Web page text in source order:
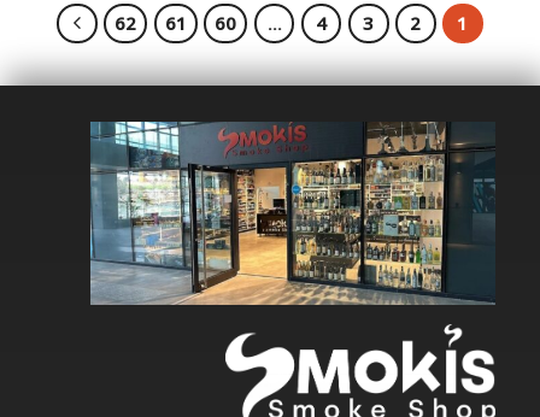
יש
מספר
סוגים.
ניתן
את
האפשרויות
בעמוד
המוצר
יש
מספר
סוגים.
ניתן
את
האפשרויות
בעמוד
המוצר
1
2
3
4
…
60
61
62